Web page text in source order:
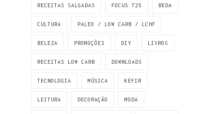
RECEITAS SALGADAS FOCUS T25 BEDA
CULTURA PALEO / LOW CARB / LCHF
BELEZA PROMOÇÕES DIY LIVROS
RECEITAS LOW CARB DOWNLOADS
TECNOLOGIA MÚSICA KEFIR
LEITURA DECORAÇÃO MODA